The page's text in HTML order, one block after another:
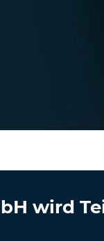
wird